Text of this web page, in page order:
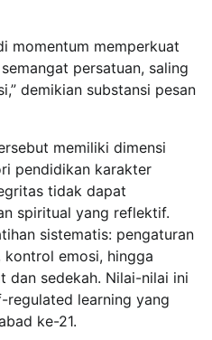
momentum memperkuat
persatuan, saling
demikian substansi pesan
memiliki dimensi
pendidikan karakter
tidak dapat
spiritual yang reflektif.
sistematis: pengaturan
emosi, hingga
dan sedekah. Nilai-nilai ini
regulated learning yang
ke-21.